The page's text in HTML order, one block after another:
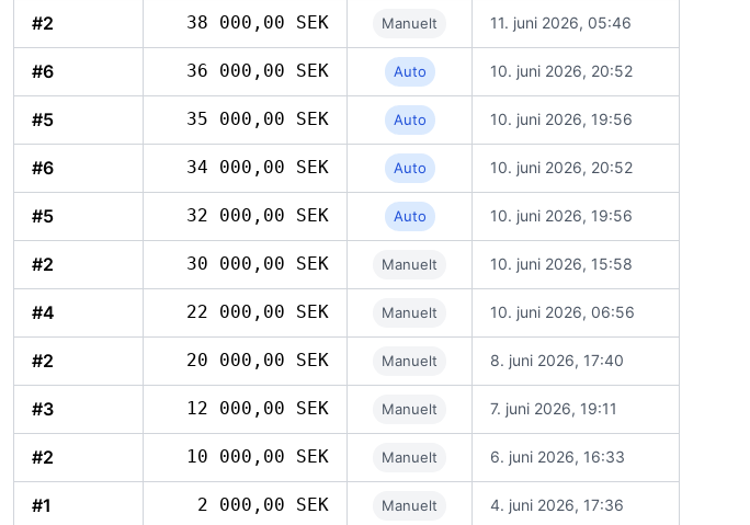
#2 38 000,00 SEK Manuelt 11. juni 2026, 05:46
#6 36 000,00 SEK Auto 10. juni 2026, 20:52
#5 35 000,00 SEK Auto 10. juni 2026, 19:56
#6 34 000,00 SEK Auto 10. juni 2026, 20:52
#5 32 000,00 SEK Auto 10. juni 2026, 19:56
#2 30 000,00 SEK Manuelt 10. juni 2026, 15:58
#4 22 000,00 SEK Manuelt 10. juni 2026, 06:56
#2 20 000,00 SEK Manuelt 8. juni 2026, 17:40
#3 12 000,00 SEK Manuelt 7. juni 2026, 19:11
#2 10 000,00 SEK Manuelt 6. juni 2026, 16:33
#1 2 000,00 SEK Manuelt 4. juni 2026, 17:36